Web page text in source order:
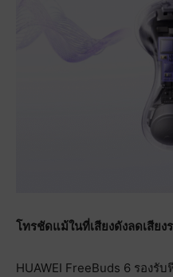
โทรชัดแม้ในที่เสียงดังลดเสียง
HUAWEI FreeBuds 6 รองรั